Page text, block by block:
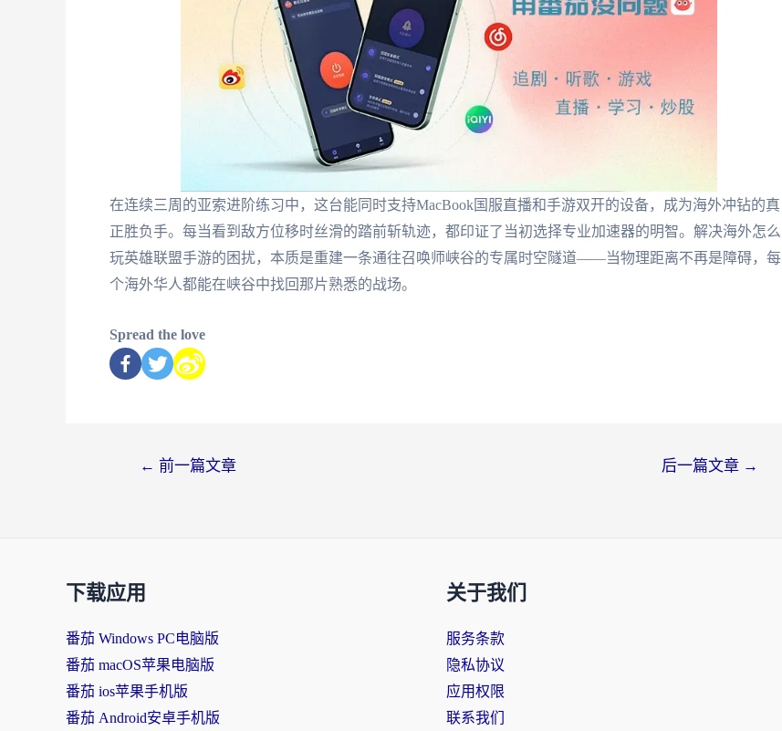
在连续三周的亚索进阶练习中，这台能同时支持MacBook国服直播和手游双开的设备，成为海外冲钻的真
正胜负手。每当看到敌方位移时丝滑的踏前斩轨迹，都印证了当初选择专业加速器的明智。解决海外怎么
玩英雄联盟手游的困扰，本质是重建一条通往召唤师峡谷的专属时空隧道——当物理距离不再是障碍，每
个海外华人都能在峡谷中找回那片熟悉的战场。
Spread the love
← 前一篇文章 后一篇文章 →
下载应用
番茄 Windows PC电脑版
番茄 macOS苹果电脑版
番茄 ios苹果手机版
番茄 Android安卓手机版
关于我们
服务条款
隐私协议
应用权限
联系我们